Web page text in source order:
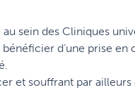
sein des Cliniques
d’une prise
et souffrant par